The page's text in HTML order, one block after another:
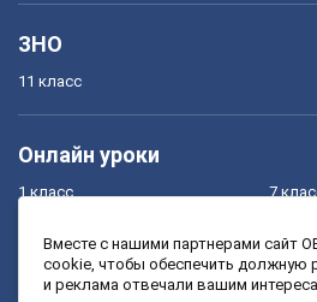
ЗНО
11 класс
Онлайн уроки
1 класс
3 класс
7
9
Вместе с нашими партнерами сайт
cookie, чтобы обеспечить должную
и реклама отвечали вашим